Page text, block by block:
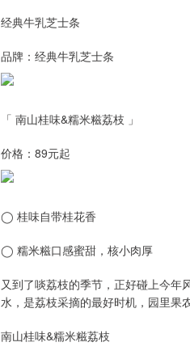
经典牛乳芝士条
品牌：经典牛乳芝士条
「 南山桂味&糯米糍荔枝 」
价格：89元起
◯ 桂味自带桂花香
◯ 糯米糍口感蜜甜，核小肉厚
又到了啖荔枝的季节，正好碰上今
水，是荔枝采摘的最好时机，园里果
南山桂味&糯米糍荔枝